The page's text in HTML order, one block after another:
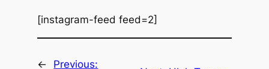
[instagram-feed feed=2]
←
Previous: